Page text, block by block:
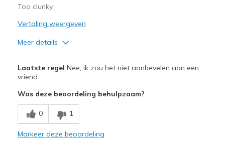
Too clunky
Vertaling weergeven
Meer details
Need Break In
Poor Cushioning
View On Shoes
Laatste regel Nee, ik zou het niet aanbevelen aan een
vriend
Was deze beoordeling behulpzaam?
0 1
Markeer deze beoordeling